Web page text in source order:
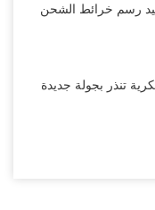
رسم خرائط الشحن
تنذر بجولة جديدة